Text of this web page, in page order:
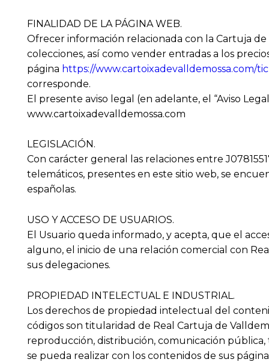
FINALIDAD DE LA PÁGINA WEB.
Ofrecer información relacionada con la Cartuja de
colecciones, así como vender entradas a los
página https://www.cartoixadevalldemossa.com/
corresponde.
El presente aviso legal (en adelante, el “Aviso
www.cartoixadevalldemossa.com
LEGISLACIÓN.
Con carácter general las relaciones entre
telemáticos, presentes en este sitio web, se
españolas.
USO Y ACCESO DE USUARIOS.
El Usuario queda informado, y acepta, que el
alguno, el inicio de una relación comercial con
sus delegaciones.
PROPIEDAD INTELECTUAL E INDUSTRIAL.
Los derechos de propiedad intelectual del
códigos son titularidad de Real Cartuja de
reproducción, distribución, comunicación
se pueda realizar con los contenidos de sus